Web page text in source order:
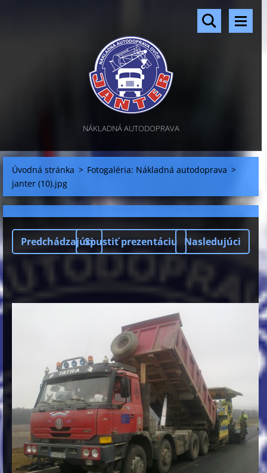
NÁKLADNÁ AUTODOPRAVA
Úvodná stránka > Fotogaléria: Nákladná autodoprava >
janter (10).jpg
PredchádzajúciSpustiť prezentáciu Nasledujúci